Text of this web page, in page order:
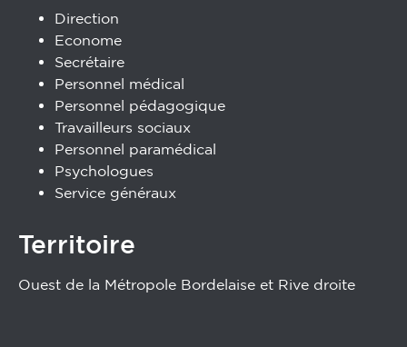
Direction
Econome
Secrétaire
Personnel médical
Personnel pédagogique
Travailleurs sociaux
Personnel paramédical
Psychologues
Service généraux
Territoire
Ouest de la Métropole Bordelaise et Rive droite